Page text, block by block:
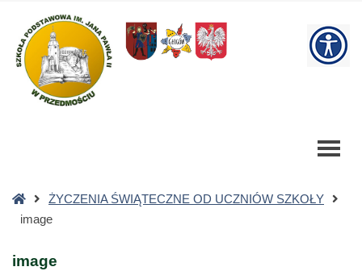
Szkoła
Podstawowa
Strona
główna
ŻYCZENIA ŚWIĄTECZNE OD UCZNIÓW SZKOŁY
image
image